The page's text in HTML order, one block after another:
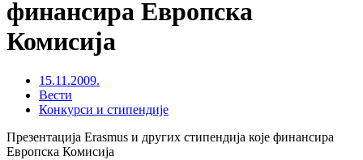
финансира Европска
Комисија
15.11.2009.
Вести
Конкурси и стипендије
Презентација Erasmus и других стипендија које финансира
Европска Комисија